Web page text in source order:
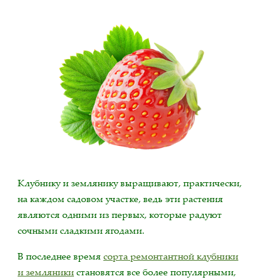
Клубнику и землянику выращивают, практически,
на каждом садовом участке, ведь эти растения
являются одними из первых, которые радуют
сочными сладкими ягодами.
В последнее время сорта ремонтантной клубники
и земляникистановятся все более популярными,